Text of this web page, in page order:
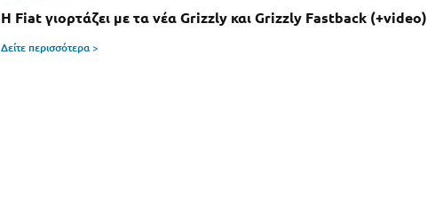
Η Fiat γιορτάζει με τα νέα Grizzly και Grizzly Fastback (+video)
Δείτε περισσότερα >